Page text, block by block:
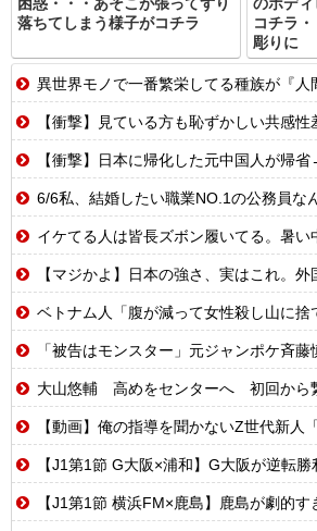
困惑・・・あそこが張ってずり
落ちてしまう様子がコチラ
のボデ
コチラ
彫りに
異世界モノで一番繁栄してる種族が『人
【衝撃】見ている方も恥ずかしい共感性
【衝撃】日本に帰化した元中国人が帰省→
6/6私、結婚したい職業NO.1の公務員なんですけど、嫁が子供連れて家出した。全く理由は思いつかないけど強いてあげるとす
イケてる人は皆長ズボン履いてる。暑い中でも我慢して長ズボン履いて
【マジかよ】日本の強さ、実はこれ。外国人が“日常
ベトナム人「腹が減って女性殺し山に捨
「被告はモンスター」元ジャンポケ斉藤慎二被告に懲役７年求刑でほぼ実
大山悠輔 高めをセンターへ 初回から
【動画】俺の指導を聞かないZ世代新人「仕事はAIに聞けば余裕w」俺「AI以下でご
【J1第1節 G大阪×浦和】G大阪が逆転勝利で開幕白星スタート！数的優位の中で逆
【J1第1節 横浜FM×鹿島】鹿島が劇的すぎる逆転勝利で国立での開幕戦制す！